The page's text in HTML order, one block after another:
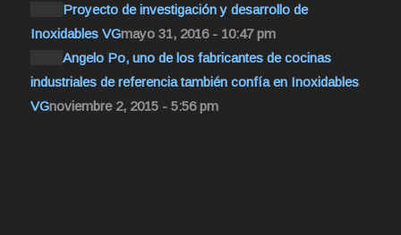
Proyecto de investigación y desarrollo de
Inoxidables VGmayo 31, 2016 - 10:47 pm
Angelo Po, uno de los fabricantes de cocinas
industriales de referencia también confía en Inoxidables
VGnoviembre 2, 2015 - 5:56 pm